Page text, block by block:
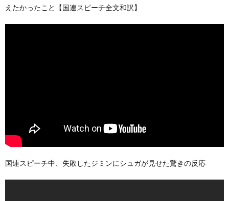
えたかったこと【国連スピーチ全文和訳】
国連スピーチ中、失敗したジミンにシュガが見せた驚きの反応